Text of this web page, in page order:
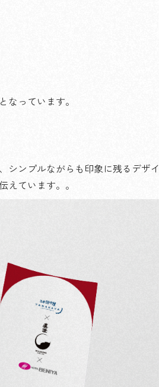
っています。
シンプルながらも印象に残るデザイ
ています。。